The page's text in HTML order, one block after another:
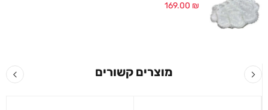
169.00 ₪
מוצרים קשורים